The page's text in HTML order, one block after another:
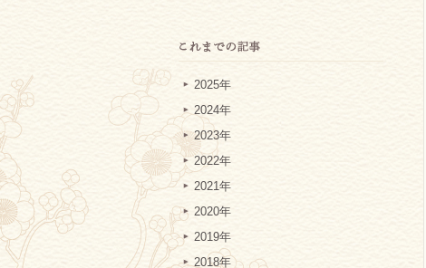
2025年
2024年
2023年
2022年
2021年
2020年
2019年
2018年